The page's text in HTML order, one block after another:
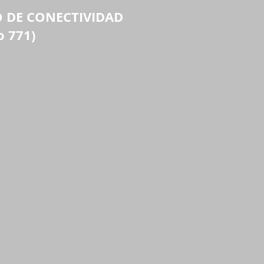
CONECTIVIDAD
771)